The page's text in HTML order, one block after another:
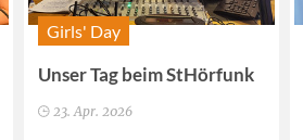
Girls' Day
Unser Tag beim StHörfunk
23. Apr. 2026